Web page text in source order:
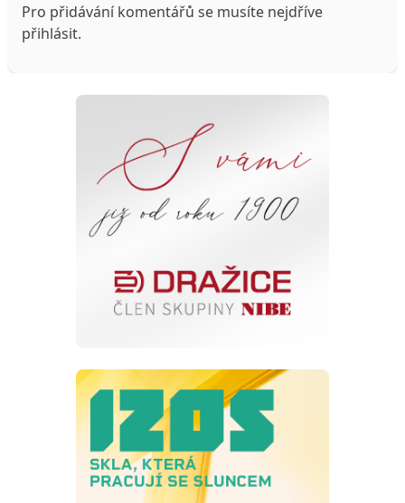
Pro přidávání komentářů se musíte nejdříve
přihlásit.